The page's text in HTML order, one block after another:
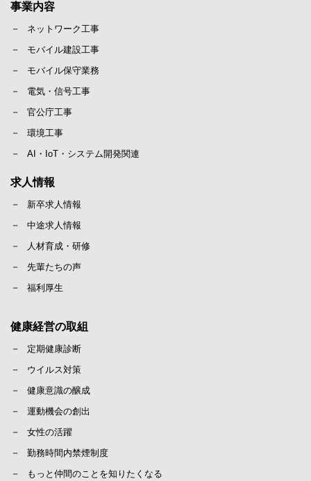
事業内容
ネットワーク工事
モバイル建設工事
モバイル保守業務
電気・信号工事
官公庁工事
環境工事
AI・IoT・システム開発関連
求人情報
新卒求人情報
中途求人情報
人材育成・研修
先輩たちの声
福利厚生
健康経営の取組
定期健康診断
ウイルス対策
健康意識の醸成
運動機会の創出
女性の活躍
勤務時間内禁煙制度
もっと仲間のことを知りたくなる